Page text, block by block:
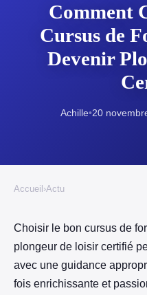
Comment
Cursus de
Devenir
Achille•20
Accueil ›Actu
Choisir le bon cursus de
plongeur de loisir certifié
avec une guidance
fois enrichissante et